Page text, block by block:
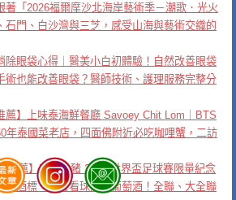
著「2026福爾摩沙北海岸藝術季－潮歌．光火
石門、白沙灣與三芝，感受山海與藝術交織的
除眼袋心得｜醫美小白初體驗！自然改善眼袋
術也能改善眼袋？醫師技術、護理服務完整分
薦】上味泰海鮮餐廳 Savoey Chit Lom｜BTS
年泰國菜老店，四面佛附近必吃咖哩蟹，二訪
推薦】南法小豬 2026 世界盃足球賽限量紀念
定酒標，聚餐看球必備葡萄酒！全聯、大全聯